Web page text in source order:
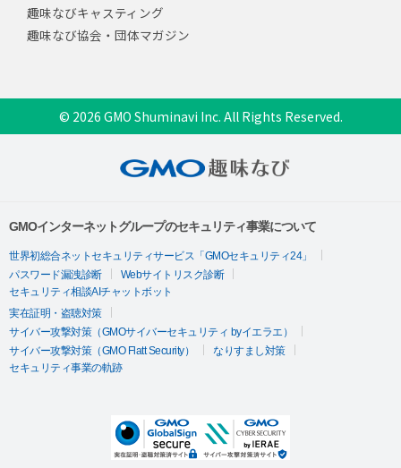
趣味なびキャスティング
趣味なび協会・団体マガジン
© 2026 GMO Shuminavi Inc. All Rights Reserved.